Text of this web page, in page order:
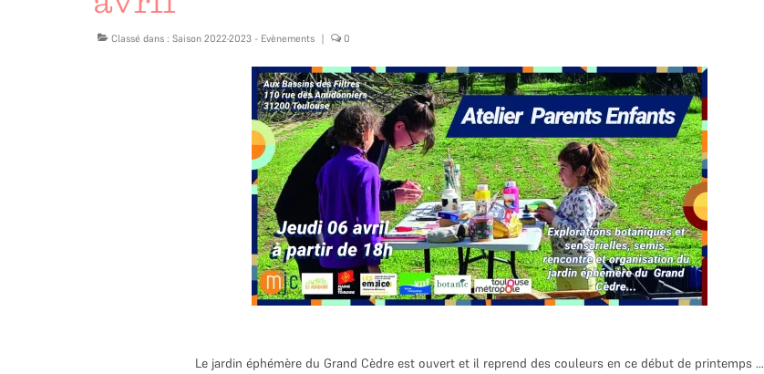
Classé dans : Saison 2022-2023 - Evènements 0
Le jardin éphémère du Grand Cèdre est ouvert et il reprend des couleurs en ce début de printemps …